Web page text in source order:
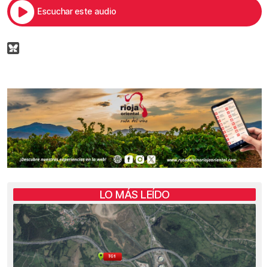
Escuchar este audio
LO MÁS LEÍDO